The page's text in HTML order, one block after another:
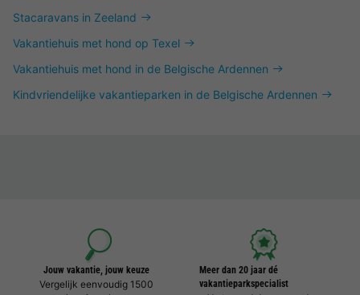
Stacaravans in Zeeland
Vakantiehuis met hond op Texel
Vakantiehuis met hond in de Belgische Ardennen
Kindvriendelijke vakantieparken in de Belgische Ardennen
Jouw vakantie, jouw keuze
Vergelijk eenvoudig 1500
Meer dan 20 jaar dé
vakantieparkspecialist